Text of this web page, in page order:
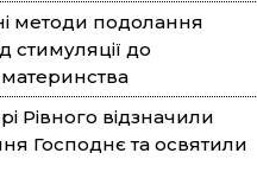
методи подолання
стимуляції до
Рівного відзначили
Господнє та освятили